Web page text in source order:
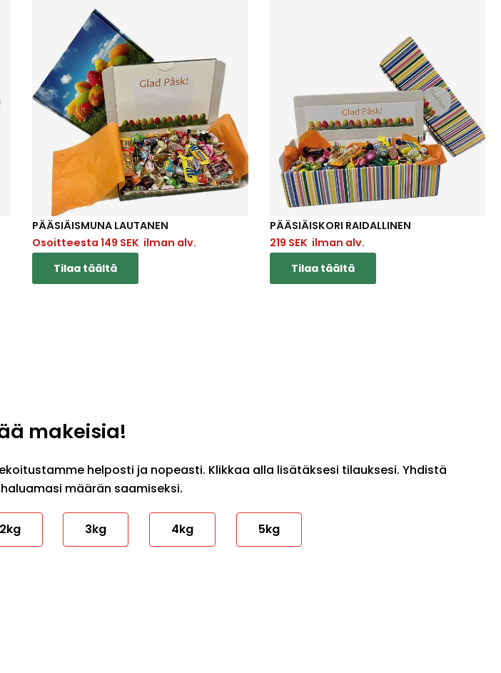
PÄÄSIÄISMUNA LAUTANEN
Osoitteesta 149 SEK ilman alv.
Tilaa täältä
PÄÄSIÄISKORI RAIDALLINEN
219 SEK ilman alv.
Tilaa täältä
makeisia!
helposti ja nopeasti. Klikkaa alla lisätäksesi tilauksesi. Yhdistä
määrän saamiseksi.
2kg 3kg 4kg 5kg